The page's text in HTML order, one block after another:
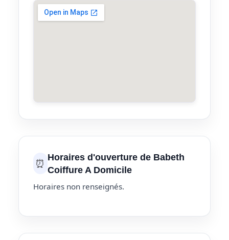
⏰ Horaires d'ouverture de Babeth
Coiffure A Domicile
Horaires non renseignés.